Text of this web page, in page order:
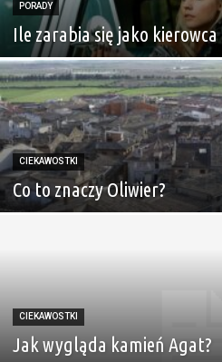
PORADY
Ile zarabia się jako
CIEKAWOSTKI
Co to znaczy Oliwier?
CIEKAWOSTKI
Jak wygląda kamień Agat?